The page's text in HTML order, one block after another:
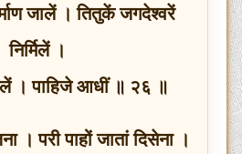
जालें । तितुकें जगदेश्वरें
निर्मिलें ।
। पाहिजे आधीं ॥ २६ ॥
। परी पाहों जातां दिसेना ।